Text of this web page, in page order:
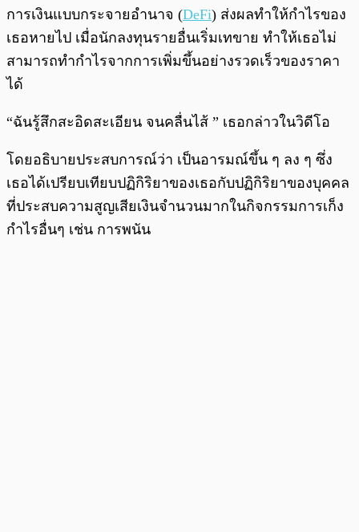
การเงินแบบกระจายอำนาจ (DeFi) ส่งผลทำให้กำไรของ
เธอหายไป เมื่อนักลงทุนรายอื่นเริ่มเทขาย ทำให้เธอไม่
สามารถทำกำไรจากการเพิ่มขึ้นอย่างรวดเร็วของราคา
ได้
“ฉันรู้สึกสะอิดสะเอียน จนคลื่นไส้ ” เธอกล่าวในวิดีโอ
โดยอธิบายประสบการณ์ว่า เป็นอารมณ์ขึ้น ๆ ลง ๆ ซึ่ง
เธอได้เปรียบเทียบปฏิกิริยาของเธอกับปฏิกิริยาของบุคคล
ที่ประสบความสูญเสียเงินจำนวนมากในกิจกรรมการเก็ง
กำไรอื่นๆ เช่น การพนัน